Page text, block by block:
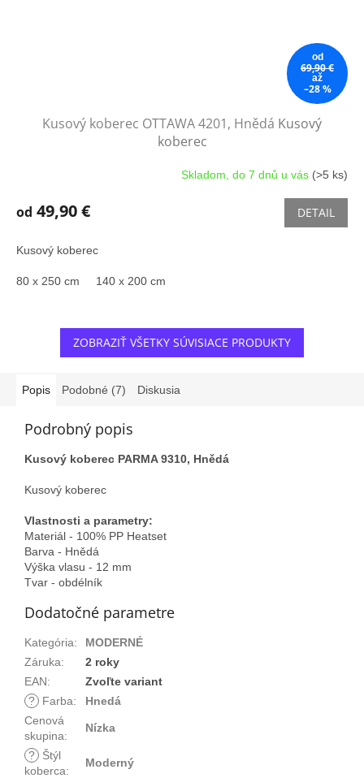
od
69,90 €
až
–28 %
Kusový koberec OTTAWA 4201, Hnědá Kusový
koberec
Skladom, do 7 dnů u vás (>5 ks)
od 49,90 € DETAIL
Kusový koberec
80 x 250 cm 140 x 200 cm
ZOBRAZIŤ VŠETKY SÚVISIACE PRODUKTY
Popis Podobné (7) Diskusia
Podrobný popis
Kusový koberec PARMA 9310, Hnědá
Kusový koberec
Vlastnosti a parametry:
Materiál - 100% PP Heatset
Barva - Hnědá
Výška vlasu - 12 mm
Tvar - obdélník
Dodatočné parametre
Kategória:
MODERNÉ
Záruka:
2 roky
EAN:
Zvoľte variant
?
Farba:
Hnedá
Cenová
skupina:
Nízka
?
Štýl
koberca:
Moderný